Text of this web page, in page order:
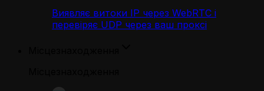
Виявляє витоки IP через WebRTC і
перевіряє UDP через ваш проксі